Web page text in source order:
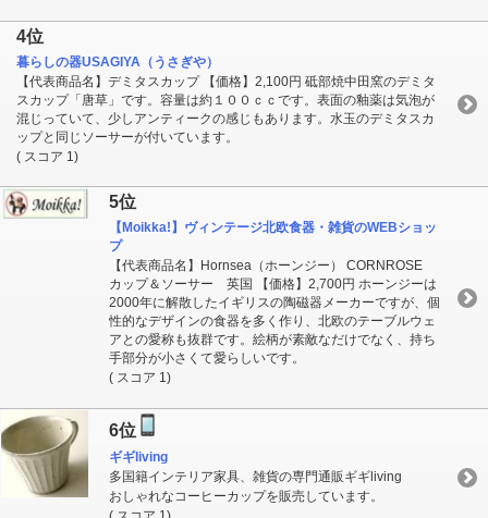
4位
暮らしの器USAGIYA（うさぎや）
【代表商品名】デミタスカップ 【価格】2,100円 砥部焼中田窯のデミタ
スカップ「唐草」です。容量は約１００ｃｃです。表面の釉薬は気泡が
混じっていて、少しアンティークの感じもあります。水玉のデミタスカ
ップと同じソーサーが付いています。
( スコア 1)
5位
【Moikka!】ヴィンテージ北欧食器・雑貨のWEBショッ
プ
【代表商品名】Hornsea（ホーンジー） CORNROSE
カップ＆ソーサー 英国 【価格】2,700円 ホーンジーは
2000年に解散したイギリスの陶磁器メーカーですが、個
性的なデザインの食器を多く作り、北欧のテーブルウェ
アとの愛称も抜群です。絵柄が素敵なだけでなく、持ち
手部分が小さくて愛らしいです。
( スコア 1)
6位
ギギliving
多国籍インテリア家具、雑貨の専門通販ギギliving
おしゃれなコーヒーカップを販売しています。